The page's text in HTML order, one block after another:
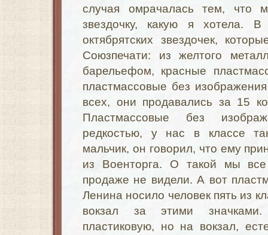
случая омрачалась тем, что
звездочку, какую я
октябрятских звездочек,
Союзпечати: из желтого
барельефом, красные
пластмассовые без
всех, они продавались за 15
Пластмассовые без
редкостью, у нас в классе
мальчик, он говорил, что ему
из Военторга. О такой мы
продаже не видели. А вот
Ленина носило человек пять из
вокзал за этими
пластиковую, но на вокзал,